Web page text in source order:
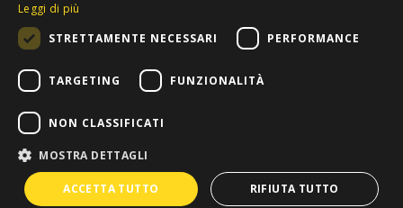
Copyright 2012 COLDIRETTI. Tutti i diritti riservati. -Privacy
Confederazione Nazionale Coltivatori Diretti
Leggi di più
STRETTAMENTE NECESSARI
PERFORMANCE
TARGETING FUNZIONALITÀ
NON CLASSIFICATI
MOSTRA DETTAGLI
ACCETTA TUTTO RIFIUTA TUTTO